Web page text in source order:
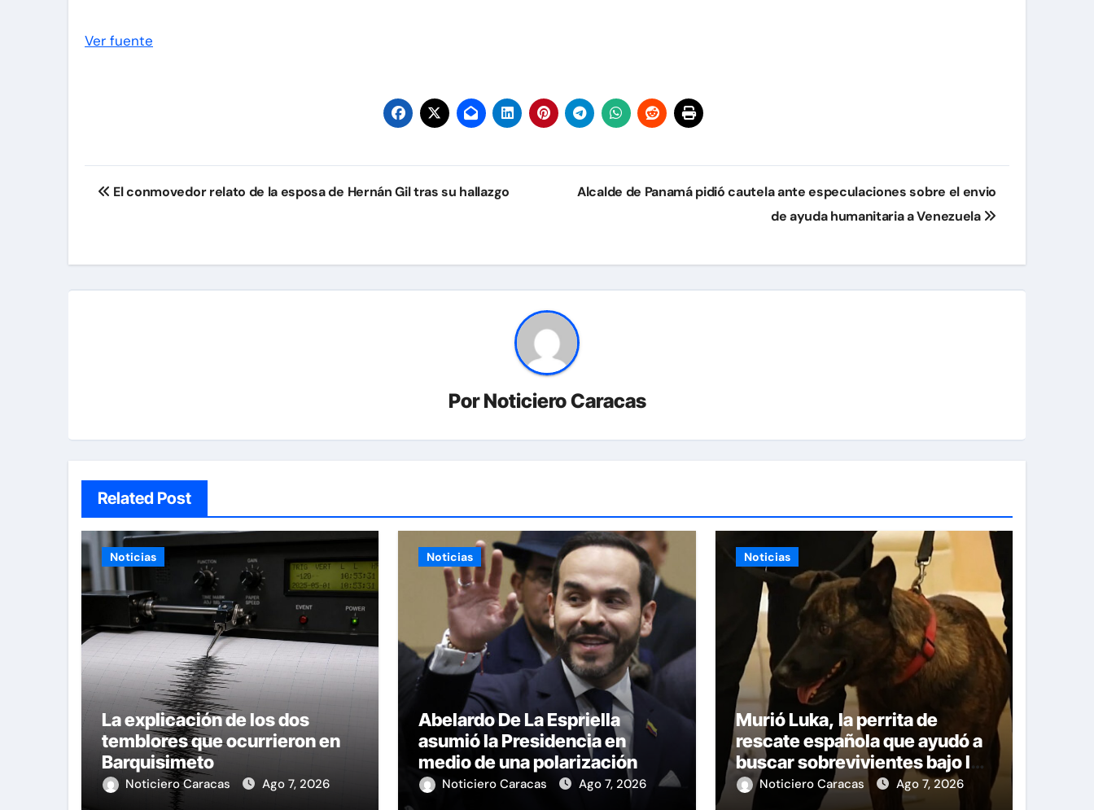
Ver fuente
Navegación
El conmovedor relato de la esposa de Hernán Gil tras su hallazgo
Alcalde de Panamá pidió cautela ante especulaciones sobre el envio
de ayuda humanitaria a Venezuela
PorNoticiero Caracas
Related Post
Noticias
La explicación de los dos
temblores que ocurrieron en
Barquisimeto
Noticiero Caracas Ago 7, 2026
Noticias
Abelardo De La Espriella
asumió la Presidencia en
medio de una polarización
Noticiero Caracas Ago 7, 2026
Noticias
Murió Luka, la perrita de
rescate española que ayudó a
buscar sobrevivientes bajo los
escombros tras los
terremotos
Noticiero Caracas Ago 7, 2026